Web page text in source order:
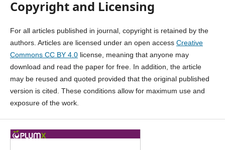
Copyright and Licensing
For all articles published in journal, copyright is retained by the
authors. Articles are licensed under an open access Creative
Commons CC BY 4.0 license, meaning that anyone may
download and read the paper for free. In addition, the article
may be reused and quoted provided that the original published
version is cited. These conditions allow for maximum use and
exposure of the work.